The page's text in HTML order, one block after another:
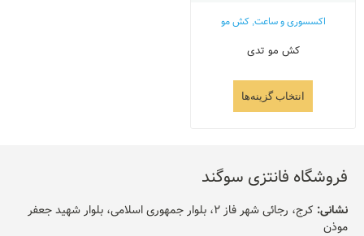
اکسسوری و ساعت,کش مو
کش مو تدی
انتخاب گزینه‌ها
فروشگاه فانتزی سوگند
نشانی:
کرج، رجائی شهر فاز 2، بلوار جمهوری اسلامی، بلوار شهید جعفر
موذن